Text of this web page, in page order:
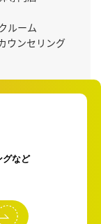
ルーム
ウンセリング
グなど